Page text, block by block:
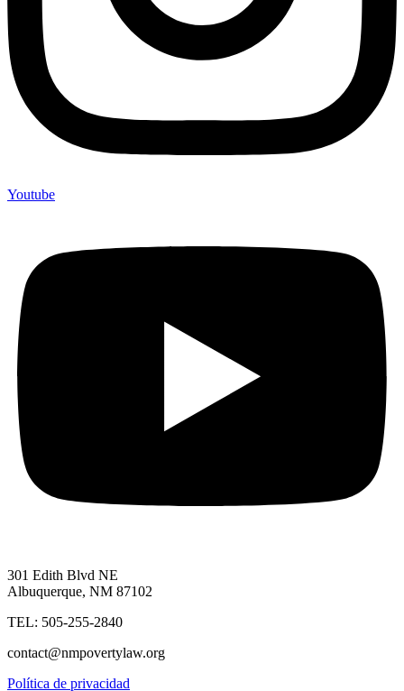
Youtube
301 Edith Blvd NE
Albuquerque, NM 87102
TEL: 505-255-2840
contact@nmpovertylaw.org
Política de privacidad